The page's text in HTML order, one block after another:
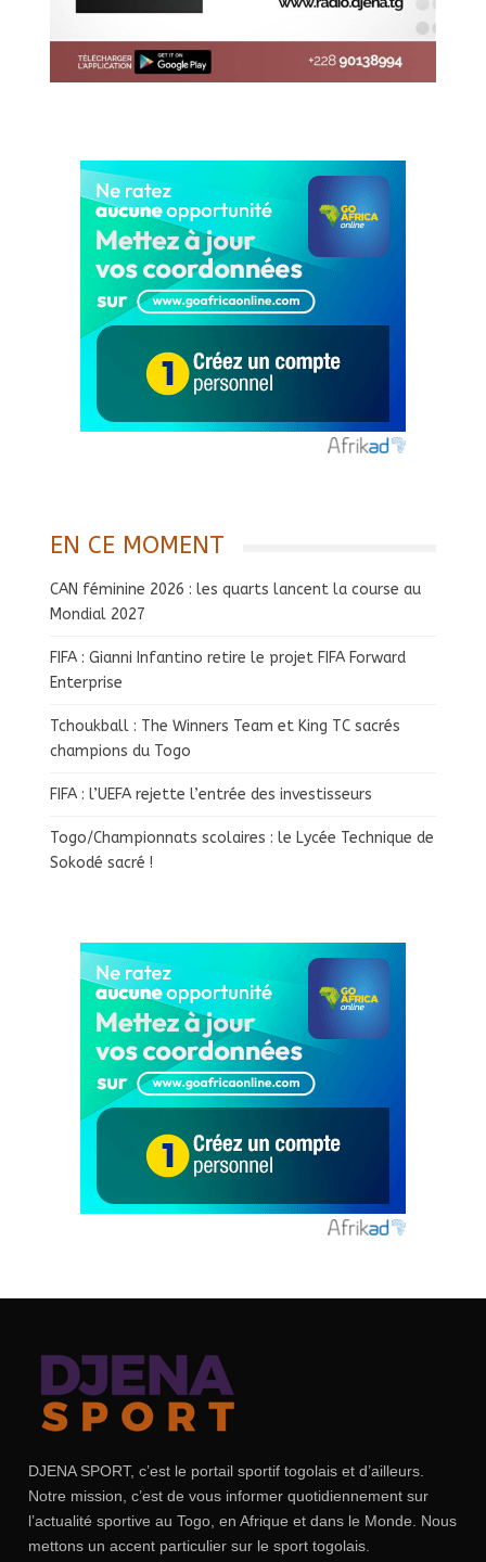
EN CE MOMENT
CAN féminine 2026 : les quarts lancent la course au
Mondial 2027
FIFA : Gianni Infantino retire le projet FIFA Forward
Enterprise
Tchoukball : The Winners Team et King TC sacrés
champions du Togo
FIFA : l’UEFA rejette l’entrée des investisseurs
Togo/Championnats scolaires : le Lycée Technique de
Sokodé sacré !
DJENA SPORT, c’est le portail sportif togolais et d’ailleurs.
Notre mission, c’est de vous informer quotidiennement sur
l’actualité sportive au Togo, en Afrique et dans le Monde. Nous
mettons un accent particulier sur le sport togolais.